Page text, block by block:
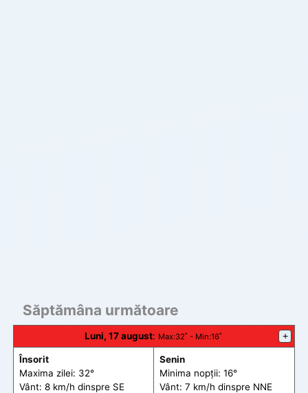
Săptămâna următoare
Luni, 17 august: Max:32˚ - Min:16˚ +
Însorit
Maxima zilei: 32°
Vânt: 8 km/h dinspre SE
Senin
Minima nopții: 16°
Vânt: 7 km/h dinspre NNE